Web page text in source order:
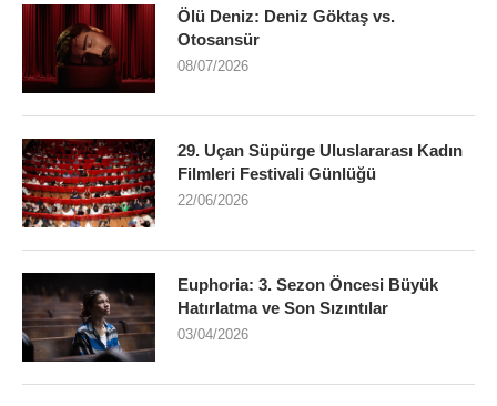
Ölü Deniz: Deniz Göktaş vs.
Otosansür
08/07/2026
29. Uçan Süpürge Uluslararası Kadın
Filmleri Festivali Günlüğü
22/06/2026
Euphoria: 3. Sezon Öncesi Büyük
Hatırlatma ve Son Sızıntılar
03/04/2026